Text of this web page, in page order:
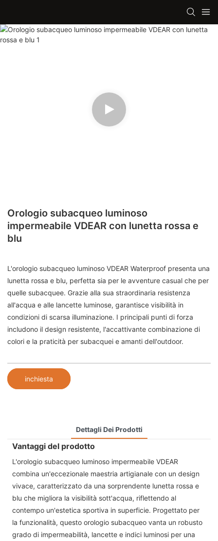
Orologio subacqueo luminoso
impermeabile VDEAR con lunetta rossa e
blu
L'orologio subacqueo luminoso VDEAR Waterproof presenta una
lunetta rossa e blu, perfetta sia per le avventure casual che per
quelle subacquee. Grazie alla sua straordinaria resistenza
all'acqua e alle lancette luminose, garantisce visibilità in
condizioni di scarsa illuminazione. I principali punti di forza
includono il design resistente, l'accattivante combinazione di
colori e la praticità per subacquei e amanti dell'outdoor.
inchiesta
Dettagli Dei Prodotti
Vantaggi del prodotto
L'orologio subacqueo luminoso impermeabile VDEAR
combina un'eccezionale maestria artigianale con un design
vivace, caratterizzato da una sorprendente lunetta rossa e
blu che migliora la visibilità sott'acqua, riflettendo al
contempo un'estetica sportiva in superficie. Progettato per
la funzionalità, questo orologio subacqueo vanta un robusto
grado di impermeabilità, lancette e indici luminosi per una